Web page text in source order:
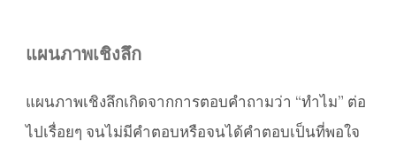
แผนภาพเชิงลึก
แผนภาพเชิงลึกเกิดจากการตอบคำถามว่า “ทำไม” ต่อ
ไปเรื่อยๆ จนไม่มีคำตอบหรือจนได้คำตอบเป็นที่พอใจ